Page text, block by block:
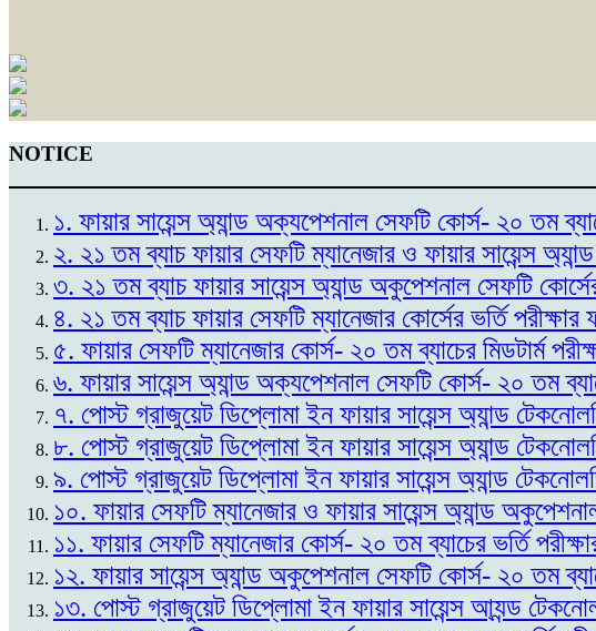
NOTICE
১. ফায়ার সায়েন্স অ্যান্ড অক্যপেশনাল সেফটি কোর্স- ২০ তম
২. ২১ তম ব্যাচ ফায়ার সেফটি ম্যানেজার ও ফায়ার সায়েন্স
৩. ২১ তম ব্যাচ ফায়ার সায়েন্স অ্যান্ড অকুপেশনাল সেফটি
৪. ২১ তম ব্যাচ ফায়ার সেফটি ম্যানেজার কোর্সের ভর্তি
৫. ফায়ার সেফটি ম্যানেজার কোর্স- ২০ তম ব্যাচের মিডটার্ম
৬. ফায়ার সায়েন্স অ্যান্ড অক্যপেশনাল সেফটি কোর্স- ২০ তম
৭. পোস্ট গ্রাজুয়েট ডিপ্লোমা ইন ফায়ার সায়েন্স অ্যান্ড
৮. পোস্ট গ্রাজুয়েট ডিপ্লোমা ইন ফায়ার সায়েন্স অ্যান্ড
৯. পোস্ট গ্রাজুয়েট ডিপ্লোমা ইন ফায়ার সায়েন্স অ্যান্ড
১০. ফায়ার সেফটি ম্যানেজার ও ফায়ার সায়েন্স অ্যান্ড
১১. ফায়ার সেফটি ম্যানেজার কোর্স- ২০ তম ব্যাচের ভর্তি
১২. ফায়ার সায়েন্স অ্যান্ড অকুপেশনাল সেফটি কোর্স- ২০ তম
১৩. পোস্ট গ্রাজুয়েট ডিপ্লোমা ইন ফায়ার সায়েন্স আ্যন্ড